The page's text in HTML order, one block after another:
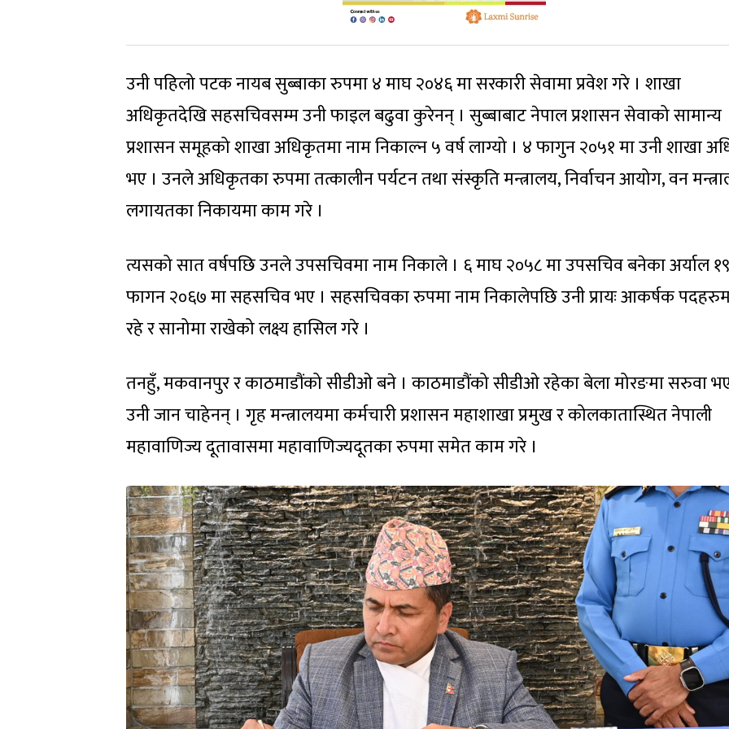
उनी पहिलो पटक नायब सुब्बाका रुपमा ४ माघ २०४६ मा सरकारी सेवामा प्रवेश गरे । शाखा
अधिकृतदेखि सहसचिवसम्म उनी फाइल बढुवा कुरेनन् । सुब्बाबाट नेपाल प्रशासन सेवाको सामान्य
प्रशासन समूहको शाखा अधिकृतमा नाम निकाल्न ५ वर्ष लाग्यो । ४ फागुन २०५१ मा उनी शाखा
भए । उनले अधिकृतका रुपमा तत्कालीन पर्यटन तथा संस्कृति मन्त्रालय, निर्वाचन आयोग, वन
लगायतका निकायमा काम गरे ।
त्यसको सात वर्षपछि उनले उपसचिवमा नाम निकाले । ६ माघ २०५८ मा उपसचिव बनेका अर्याल १९
फागन २०६७ मा सहसचिव भए । सहसचिवका रुपमा नाम निकालेपछि उनी प्रायः आकर्षक
रहे र सानोमा राखेको लक्ष्य हासिल गरे ।
तनहुँ, मकवानपुर र काठमाडौंको सीडीओ बने । काठमाडौंको सीडीओ रहेका बेला मोरङमा सरुवा
उनी जान चाहेनन् । गृह मन्त्रालयमा कर्मचारी प्रशासन महाशाखा प्रमुख र कोलकातास्थित नेपाली
महावाणिज्य दूतावासमा महावाणिज्यदूतका रुपमा समेत काम गरे ।